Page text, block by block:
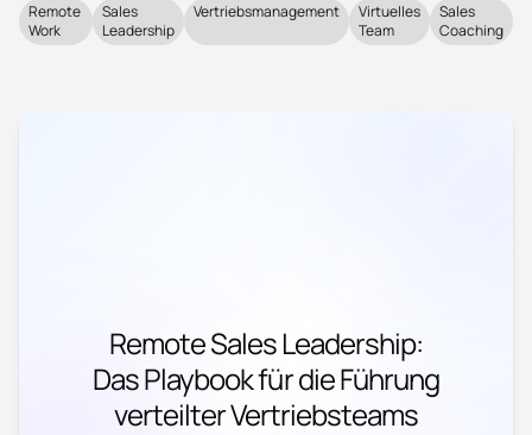
Remote
Work
Sales
Leadership
Vertriebsmanagement
Virtuelles
Team
Sales
Coaching
Remote Sales Leadership:
Das Playbook für die Führung
verteilter Vertriebsteams